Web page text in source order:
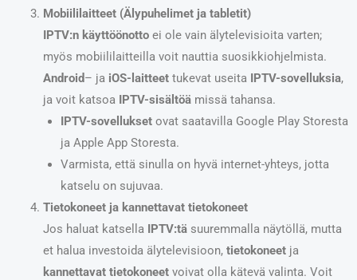
Mobiililaitteet (Älypuhelimet ja tabletit)
IPTV:n käyttöönottoei ole vain älytelevisioita varten;
myös mobiililaitteilla voit nauttia suosikkiohjelmista.
Android– ja iOS-laitteettukevat useita IPTV-sovelluksia,
ja voit katsoa IPTV-sisältöämissä tahansa.
IPTV-sovelluksetovat saatavilla Google Play Storesta
ja Apple App Storesta.
Varmista, että sinulla on hyvä internet-yhteys, jotta
katselu on sujuvaa.
Tietokoneet ja kannettavat tietokoneet
Jos haluat katsella IPTV:täsuuremmalla näytöllä, mutta
et halua investoida älytelevisioon, tietokoneetja
kannettavat tietokoneetvoivat olla kätevä valinta. Voit